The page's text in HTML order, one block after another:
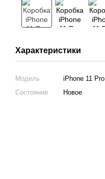
Характеристики
Модель
iPhone 11 Pro
Состояние
Новое